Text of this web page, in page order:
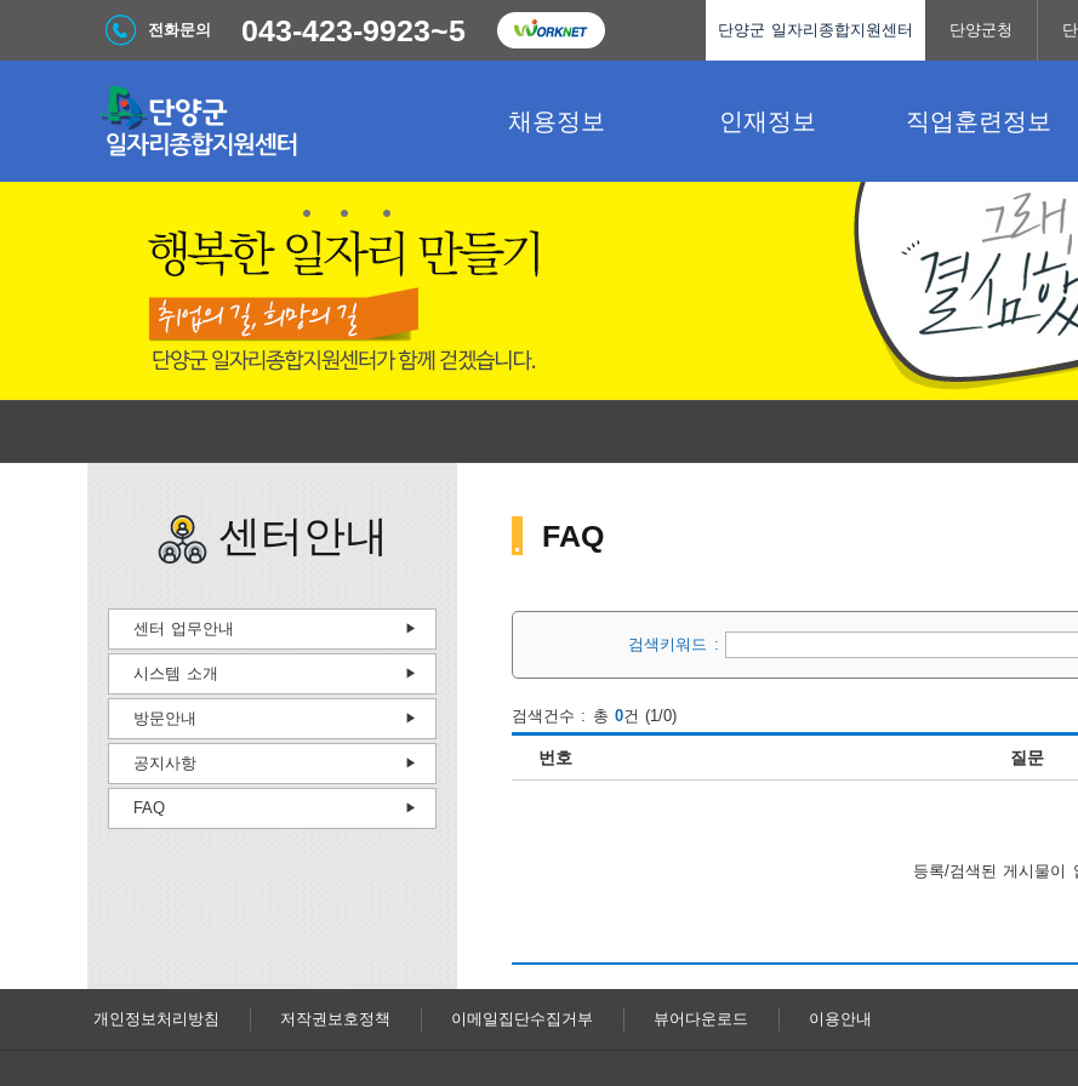
채용정보 인재정보 직업훈련정보
전화문의 043-423-9923~5 단양군 일자리종합지원센터 단양군청
FAQ
검색키워드 :
검색건수 : 총 0건 (1/0)
번호 질문
등록/검색된 게시물이
센터안내
센터 업무안내
시스템 소개
방문안내
공지사항
FAQ
개인정보처리방침 저작권보호정책 이메일집단수집거부 뷰어다운로드 이용안내